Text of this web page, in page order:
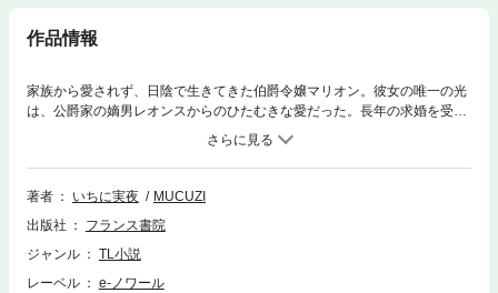
作品情報
家族から愛されず、日陰で生きてきた伯爵令嬢マリオン。彼女の唯一の光
は、公爵家の嫡男レオンスからのひたむきな愛だった。長年の求婚を受け
入れ、ついに婚約を結んだ矢先――不慮の事故で彼が記憶を失い、すべて
が狂い始める。美しい妹に彼を奪われたうえ、二人が抱き合う姿を見せつ
けられながら別の男に蹂躙される地獄。そのまま望まぬ男の妻となり、心
身ともに傷つけられて絶望の淵に沈むマリオンだったが、すべてを諦めた
に現れるの」すべてを奪われてもなお、胸の奥で燻り続ける愚かで惨めな
愛執の行方は――。第34回フランス書院文庫官能大賞e-ノワール賞受賞
著者 いちに実夜
MUCUZI
出版社
フランス書院
ジャンル
TL小説
レーベル
e-ノワール